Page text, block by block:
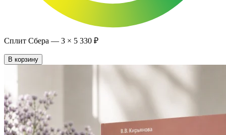
Сплит Сбера — 3 × 5 330 ₽
В корзину